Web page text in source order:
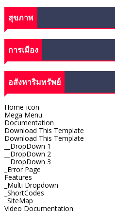
สุขภาพ
การเมือง
อสังหาริมทรัพย์
Home-icon
Mega Menu
Documentation
Download This Template
Download This Template
__DropDown 1
__DropDown 2
__DropDown 3
_Error Page
Features
_Multi Dropdown
_ShortCodes
_SiteMap
Video Documentation